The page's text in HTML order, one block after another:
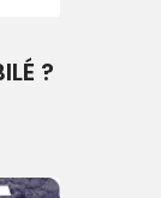
?